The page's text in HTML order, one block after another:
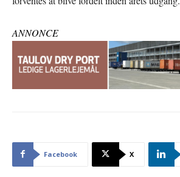
ANNONCE
Facebook X